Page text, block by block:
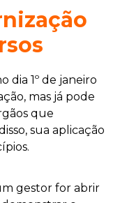
dia 1º de janeiro
mas já pode
que
sua aplicação
gestor for abrir